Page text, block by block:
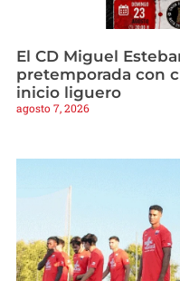
El CD Miguel
pretemporada con
inicio liguero
agosto 7, 2026